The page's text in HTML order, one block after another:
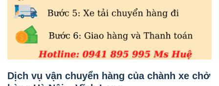
Dịch vụ vận chuyển hàng của chành xe chở